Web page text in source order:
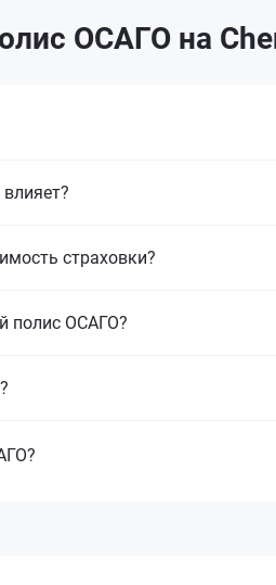
ОСАГО на
страховки?
полис ОСАГО?